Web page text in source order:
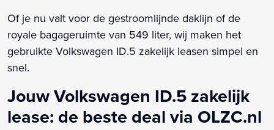
Of je nu valt voor de gestroomlijnde daklijn of de
royale bagageruimte van 549 liter, wij maken het
gebruikte Volkswagen ID.5 zakelijk leasen simpel en
snel.
Jouw Volkswagen ID.5 zakelijk
lease: de beste deal via OLZC.nl